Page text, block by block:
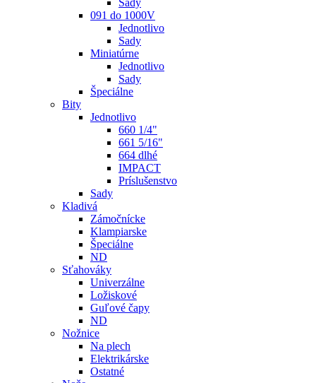
Sady
091 do 1000V
Jednotlivo
Sady
Miniatúrne
Jednotlivo
Sady
Špeciálne
Bity
Jednotlivo
660 1/4"
661 5/16"
664 dlhé
IMPACT
Príslušenstvo
Sady
Kladivá
Zámočnícke
Klampiarske
Špeciálne
ND
Sťahováky
Univerzálne
Ložiskové
Guľové čapy
ND
Nožnice
Na plech
Elektrikárske
Ostatné